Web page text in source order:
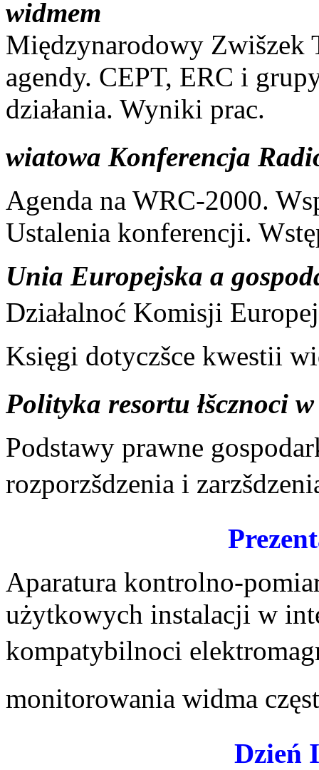
widmem
Międzynarodowy
agendy. CEPT, ERC i
działania. Wyniki prac.
wiatowa Konferencja
Agenda na WRC-2000.
Ustalenia konferencji.
Unia Europejska a
Działalnoć Komisji
Księgi dotyczšce kwestii
Polityka resortu łšcznoci
Podstawy prawne
rozporzšdzenia i
Aparatura kontrolno-
użytkowych instalacji w
kompatybilnoci
monitorowania widma
Dzień